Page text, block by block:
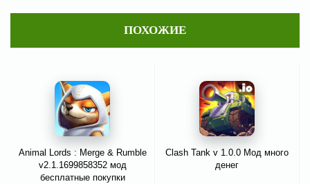
ПОХОЖИЕ
Animal Lords : Merge & Rumble
v2.1.1699858352 мод
бесплатные покупки
Clash Tank v 1.0.0 Мод много
денег